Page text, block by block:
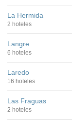
La Hermida
2 hoteles
Langre
6 hoteles
Laredo
16 hoteles
Las Fraguas
2 hoteles